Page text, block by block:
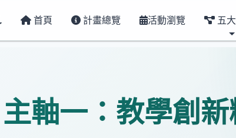
首頁 計畫總覽 活動瀏覽 五
主軸一：教學創